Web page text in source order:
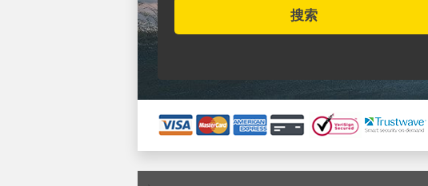
搜索